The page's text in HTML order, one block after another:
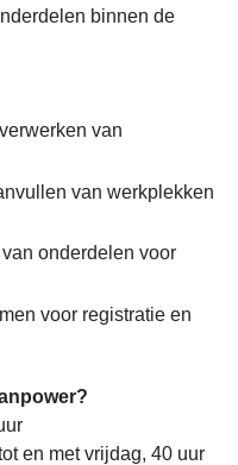
binnen de
van
van werkplekken
onderdelen voor
voor registratie en
en met vrijdag, 40 uur